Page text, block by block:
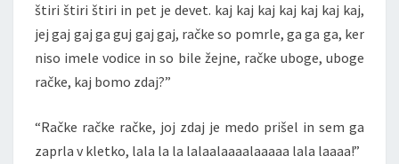
štiri štiri štiri in pet je devet. kaj kaj kaj kaj kaj kaj kaj,
jej gaj gaj ga guj gaj gaj, račke so pomrle, ga ga ga, ker
niso imele vodice in so bile žejne, račke uboge, uboge
račke, kaj bomo zdaj?”
“Račke račke račke, joj zdaj je medo prišel in sem ga
zaprla v kletko, lala la la lalaalaaaalaaaaa lala laaaa!”